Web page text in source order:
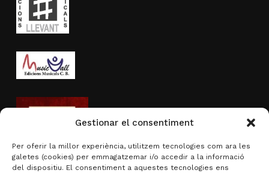
Gestionar el consentiment
Per oferir la millor experiència, utilitzem tecnologies com ara les
galetes (cookies) per emmagatzemar i/o accedir a la informació
del dispositiu. El consentiment a aquestes tecnologies ens